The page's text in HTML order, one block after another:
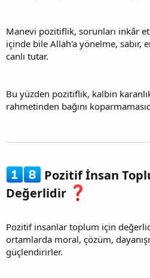
Manevi pozitiflik, sorunları inkâr
içinde bile Allah'a yönelme, sabır,
canlı tutar.
Bu yüzden pozitiflik, kalbin
rahmetinden bağını
Pozitif İnsan
Değerlidir
Pozitif insanlar toplum için
ortamlarda moral, çözüm,
güçlendirirler.